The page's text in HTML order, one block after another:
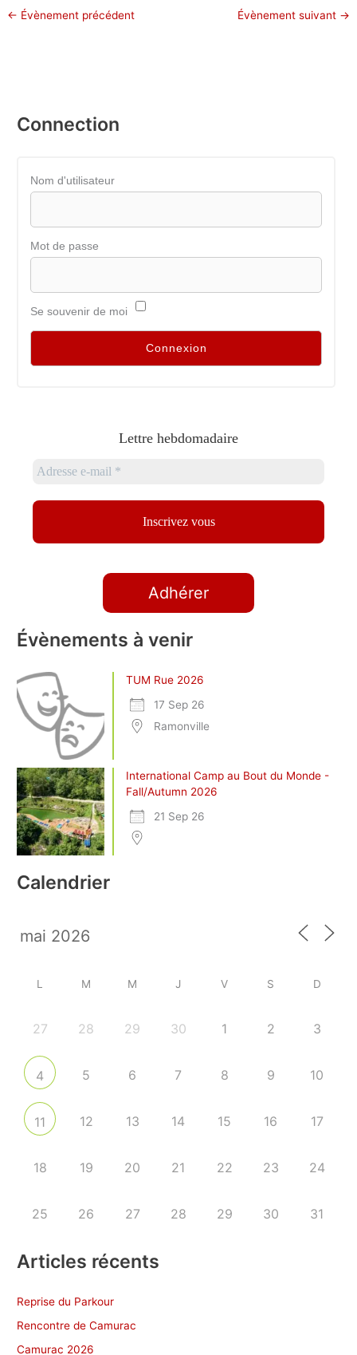
← Évènement précédent Évènement suivant →
Connection
Nom d'utilisateur
Mot de passe
Se souvenir de moi
Lettre hebdomadaire
Adhérer
Évènements à venir
TUM Rue 2026
17 Sep 26
Ramonville
International Camp au Bout du Monde -
Fall/Autumn 2026
21 Sep 26
Calendrier
L M M J V S D
27 28 29 30 1 2 3
4 5 6 7 8 9 10
11 12 13 14 15 16 17
18 19 20 21 22 23 24
25 26 27 28 29 30 31
Articles récents
Reprise du Parkour
Rencontre de Camurac
Camurac 2026